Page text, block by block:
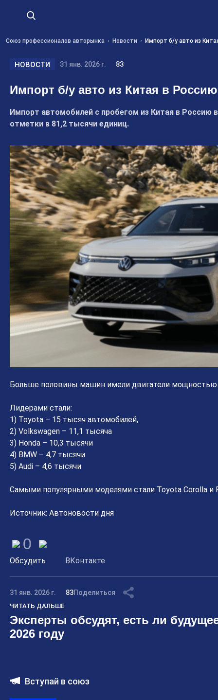
Союз профессионалов авторынка Новости Импорт б/у авто из
НОВОСТИ 31 янв. 2026 г. 83
Импорт б/у авто из Китая в
Импорт автомобилей с пробегом из Китая в Россию
отметки в 81,2 тысячи единиц.
Больше половины машин имели двигатели
Лидерами стали:
1) Toyota – 15 тысяч автомобилей,
2) Volkswagen – 11,1 тысяча
3) Honda – 10,3 тысячи
4) BMW – 4,7 тысячи
5) Audi – 4,6 тысячи
Самыми популярными моделями стали Toyota Corolla и
Источник: Автоновости дня
0
Обсудить ВКонтакте
31 янв. 2026 г. 83Поделиться
ЧИТАТЬ ДАЛЬШЕ
Эксперты обсудят, есть ли
2026 году
Вступай в союз